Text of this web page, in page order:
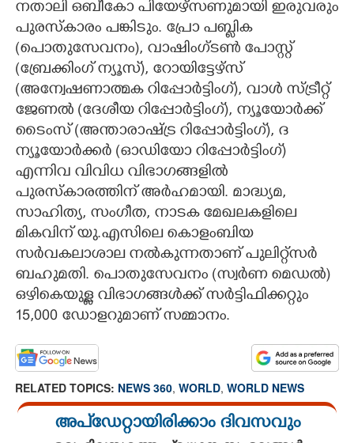
നതാലി ഒബീകോ പിയേഴ്സണുമായി ഇരുവരും
പുരസ്കാരം പങ്കിടും. പ്രോ പബ്ലിക
(പൊതുസേവനം), വാഷിംഗ്ടൺ പോസ്റ്റ്
(ബ്രേക്കിംഗ് ന്യൂസ്), റോയിട്ടേഴ്സ്
(അന്വേഷണാത്മക റിപ്പോർട്ടിംഗ്), വാൾ സ്ട്രീറ്റ്
ജേണൽ (ദേശീയ റിപ്പോർട്ടിംഗ്), ന്യൂയോർക്ക്
ടൈംസ് (അന്താരാഷ്ട്ര റിപ്പോർട്ടിംഗ്), ദ
ന്യൂയോർക്കർ (ഓഡിയോ റിപ്പോർട്ടിംഗ്)
എന്നിവ വിവിധ വിഭാഗങ്ങളിൽ
പുരസ്കാരത്തിന് അർഹമായി. മാദ്ധ്യമ,
സാഹിത്യ, സംഗീത, നാടക മേഖലകളിലെ
മികവിന് യു.എസിലെ കൊളംബിയ
സർവകലാശാല നൽകുന്നതാണ് പുലി​റ്റ്സർ
ബഹുമതി. പൊതുസേവനം (സ്വർണ മെഡൽ)
ഒഴികെയുള്ള വിഭാഗങ്ങൾക്ക് സർട്ടിഫിക്കറ്റും
15,000 ഡോളറുമാണ് സമ്മാനം.
RELATED TOPICS: NEWS 360, WORLD, WORLD NEWS
അപ്ഡേറ്റായിരിക്കാം ദിവസവും